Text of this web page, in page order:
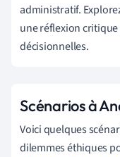
administratif.
une réflexion
décisionnelles.
Scénarios à
Voici quelques
dilemmes éthiques